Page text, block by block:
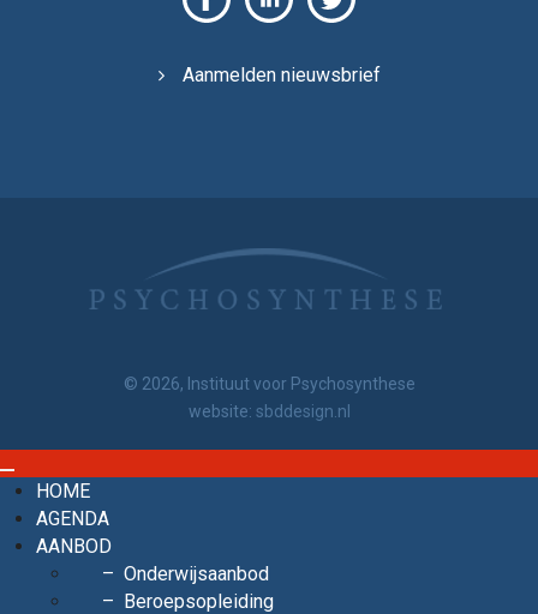
Aanmelden nieuwsbrief
© 2026, Instituut voor Psychosynthese
website: sbddesign.nl
HOME
AGENDA
AANBOD
Onderwijsaanbod
Beroepsopleiding